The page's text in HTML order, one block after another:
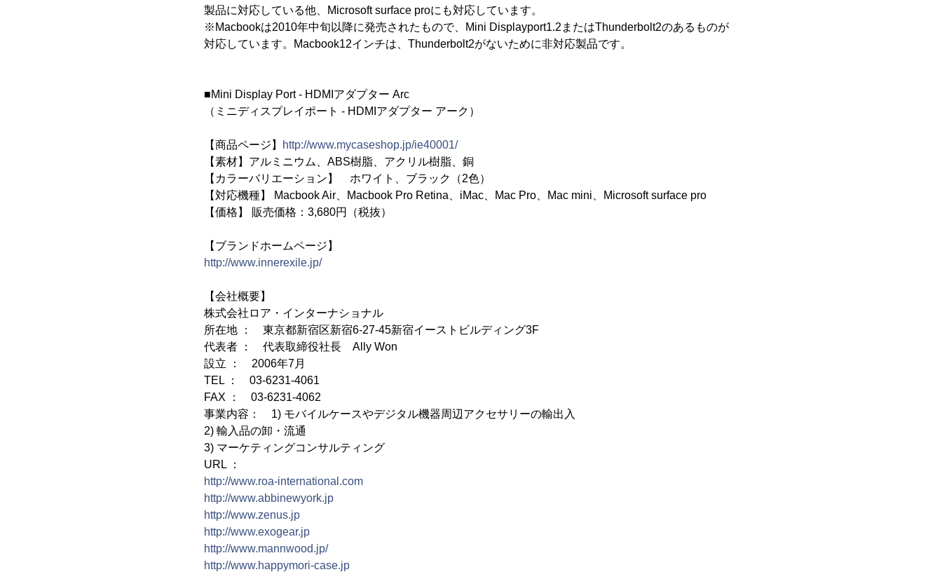
製品に対応している他、Microsoft surface proにも対応しています。
※Macbookは2010年中旬以降に発売されたもので、Mini Displayport1.2またはThunderbolt2のあるものが
対応しています。Macbook12インチは、Thunderbolt2がないために非対応製品です。
■Mini Display Port - HDMIアダプター Arc
（ミニディスプレイポート - HDMIアダプター アーク）
【商品ページ】
http://www.mycaseshop.jp/ie40001/
【素材】アルミニウム、ABS樹脂、アクリル樹脂、銅
【カラーバリエーション】 ホワイト、ブラック（2色）
【対応機種】 Macbook Air、Macbook Pro Retina、iMac、Mac Pro、Mac mini、Microsoft surface pro
【価格】 販売価格：3,680円（税抜）
【ブランドホームページ】
http://www.innerexile.jp/
【会社概要】
株式会社ロア・インターナショナル
所在地 ： 東京都新宿区新宿6-27-45新宿イーストビルディング3F
代表者 ： 代表取締役社長 Ally Won
設立 ： 2006年7月
TEL ： 03-6231-4061
FAX ： 03-6231-4062
事業内容： 1) モバイルケースやデジタル機器周辺アクセサリーの輸出入
2) 輸入品の卸・流通
3) マーケティングコンサルティング
URL ：
http://www.roa-international.com
http://www.abbinewyork.jp
http://www.zenus.jp
http://www.exogear.jp
http://www.mannwood.jp/
http://www.happymori-case.jp